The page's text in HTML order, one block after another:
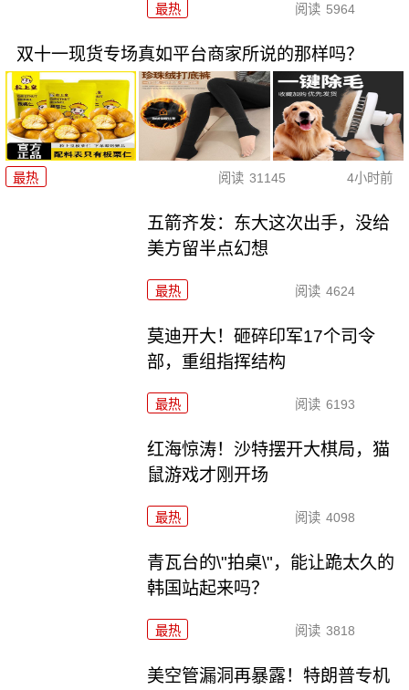
最热 阅读 5964
双十一现货专场真如平台商家所说的那样吗？
最热 阅读 31145 4小时前
五箭齐发：东大这次出手，没给
美方留半点幻想
最热 阅读 4624
莫迪开大！砸碎印军17个司令
部，重组指挥结构
最热 阅读 6193
红海惊涛！沙特摆开大棋局，猫
鼠游戏才刚开场
最热 阅读 4098
青瓦台的\"拍桌\"，能让跪太久的
韩国站起来吗？
最热 阅读 3818
美空管漏洞再暴露！特朗普专机